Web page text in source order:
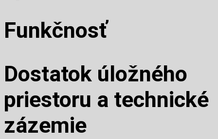
Funkčnosť
Dostatok úložného
priestoru a technické
zázemie